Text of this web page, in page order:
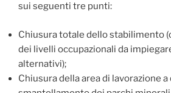
sui seguenti tre punti:
Chiusura totale dello stabilimento
dei livelli occupazionali da
alternativi);
Chiusura della area di lavorazione a